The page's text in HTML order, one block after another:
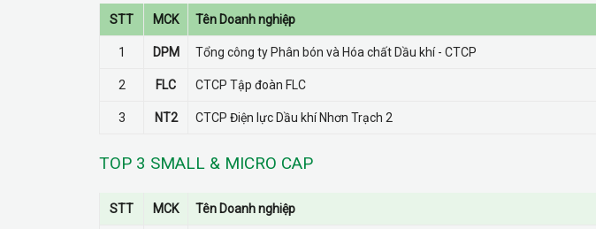
STT MCK Tên Doanh nghiệp
1 DPM Tổng công ty Phân bón và Hóa chất Dầu khí - CTCP
2 FLC CTCP Tập đoàn FLC
3 NT2 CTCP Điện lực Dầu khí Nhơn Trạch 2
TOP 3 SMALL & MICRO CAP
STT MCK Tên Doanh nghiệp